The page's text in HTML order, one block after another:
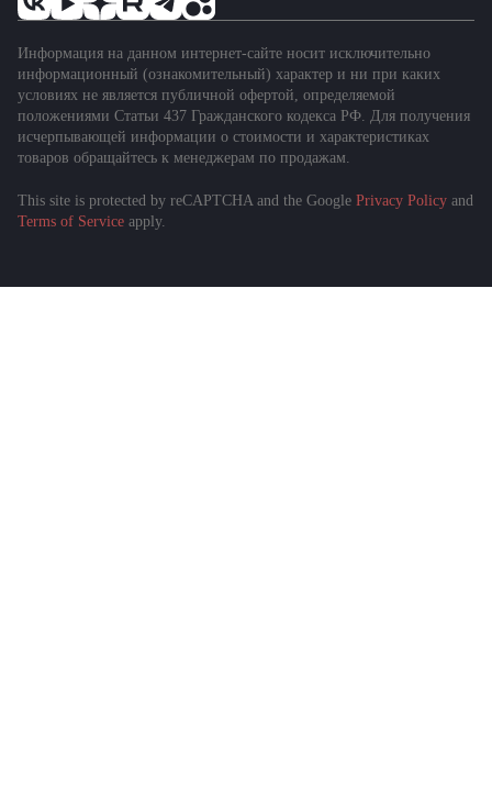
Информация на данном интернет-сайте носит исключительно
информационный (ознакомительный) характер и ни при каких
условиях не является публичной офертой, определяемой
положениями Статьи 437 Гражданского кодекса РФ. Для получения
исчерпывающей информации о стоимости и характеристиках
товаров обращайтесь к менеджерам по продажам.
This site is protected by reCAPTCHA and the Google Privacy Policy and
Terms of Service apply.